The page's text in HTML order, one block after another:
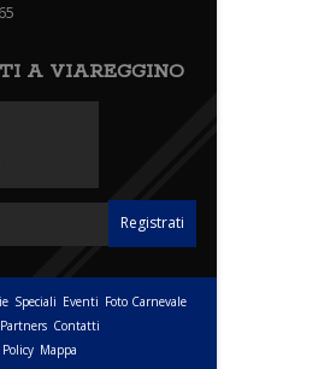
A VIAREGGINO
Speciali Eventi Foto Carnevale
Partners Contatti
Mappa